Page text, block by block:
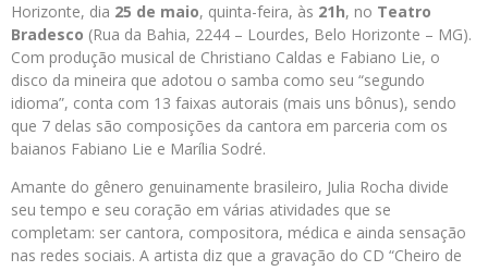
Horizonte, dia 25 de maio, quinta-feira, às 21h, no Teatro
Bradesco (Rua da Bahia, 2244 – Lourdes, Belo Horizonte – MG).
Com produção musical de Christiano Caldas e Fabiano Lie, o
disco da mineira que adotou o samba como seu “segundo
idioma”, conta com 13 faixas autorais (mais uns bônus), sendo
que 7 delas são composições da cantora em parceria com os
baianos Fabiano Lie e Marília Sodré.
Amante do gênero genuinamente brasileiro, Julia Rocha divide
seu tempo e seu coração em várias atividades que se
completam: ser cantora, compositora, médica e ainda sensação
nas redes sociais. A artista diz que a gravação do CD “Cheiro de